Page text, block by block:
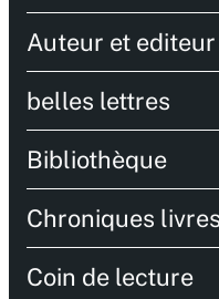
Auteur et editeur
belles lettres
Bibliothèque
Chroniques livres
Coin de lecture